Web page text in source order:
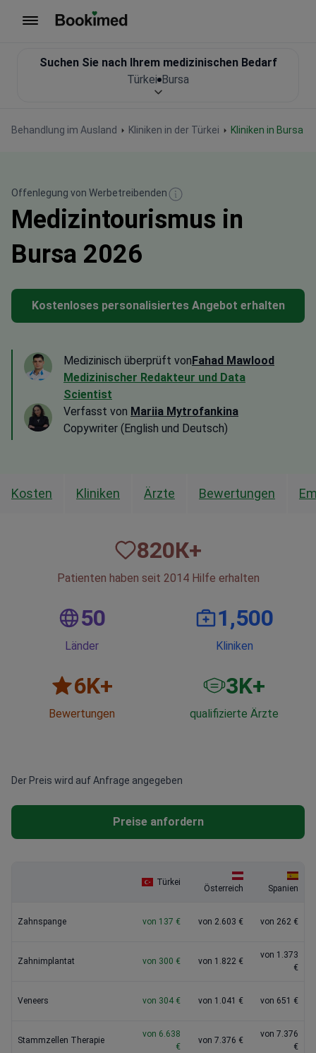
Behandlung im Ausland Kliniken in der Türkei Kliniken in Bursa
Suchen Sie nach Ihrem medizinischen Bedarf
Türkei Bursa
Offenlegung von Werbetreibenden
Medizintourismus in
Bursa 2026
Kostenloses personalisiertes Angebot erhalten
Medizinisch überprüft vonFahad Mawlood
Medizinischer Redakteur und Data
Scientist
Verfasst von Mariia Mytrofankina
Copywriter (English und Deutsch)
Kosten Kliniken Ärzte Bewertungen
820К+
Patienten haben seit 2014 Hilfe erhalten
50
Länder
1,500
Kliniken
6K+
Bewertungen
3K+
qualifizierte Ärzte
Der Preis wird auf Anfrage angegeben
Preise anfordern
Türkei
Österreich Spanien
Zahnspange von 137 € von 2.603 € von 262 €
Zahnimplantat von 300 € von 1.822 €
von 1.373
€
Veneers von 304 € von 1.041 € von 651 €
Stammzellen Therapie
von 6.638
€
von 7.376 €
von 7.376
€